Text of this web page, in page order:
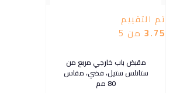
تم التقييم
3.75 من 5
مقبض باب خارجي مربع من
ستانلس ستيل، فضي، مقاس
80 مم